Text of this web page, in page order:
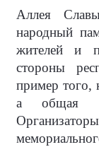
Аллея
народный
жителей и
стороны
пример того,
а общая